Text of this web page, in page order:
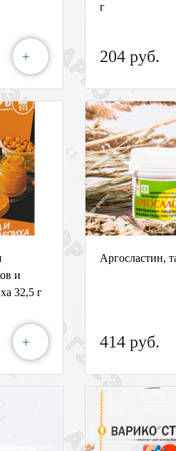
+
г
204 руб.
и
32,5 г
+
Аргосластин,
414 руб.